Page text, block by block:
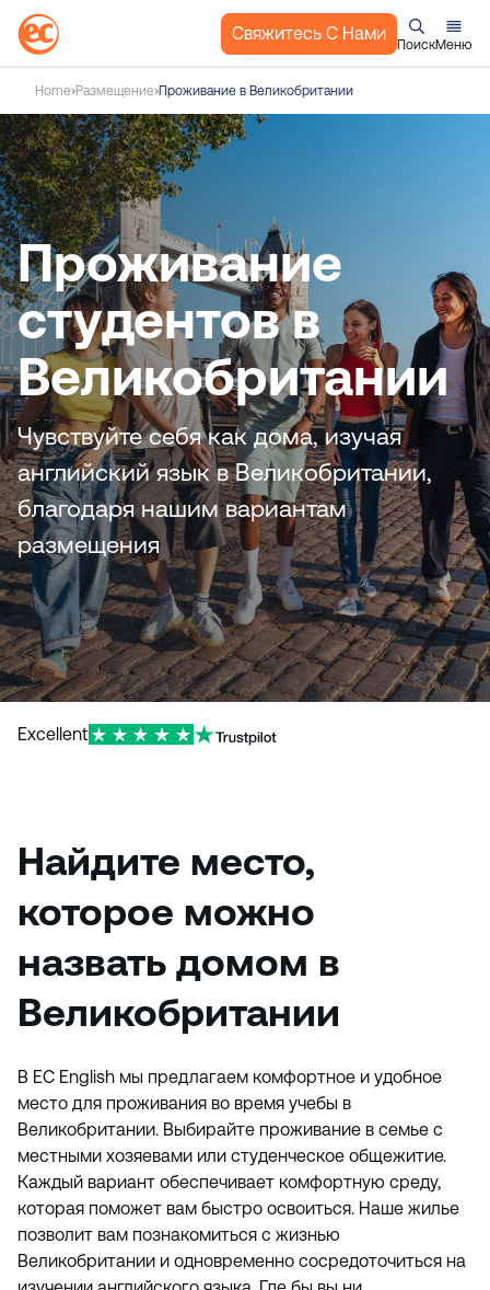
р
е
й
т
и
к
с
о
е
р
ж
а
н
и
ю
Свяжитесь С Нами
ПоискМеню
Home Размещение Проживание в Великобритании
Проживание
студентов в
Великобритании
Чувствуйте себя как дома, изучая
английский язык в Великобритании,
благодаря нашим вариантам
размещения
Excellent
Найдите место,
которое можно
назвать домом в
Великобритании
В EC English мы предлагаем комфортное и удобное
место для проживания во время учебы в
Великобритании. Выбирайте проживание в семье с
местными хозяевами или студенческое общежитие.
Каждый вариант обеспечивает комфортную среду,
которая поможет вам быстро освоиться. Наше жилье
позволит вам познакомиться с жизнью
Великобритании и одновременно сосредоточиться на